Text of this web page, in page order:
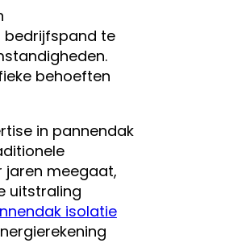
bedrijfspand te
behoeften
in pannendak
jaren meegaat,
uitstraling
isolatie